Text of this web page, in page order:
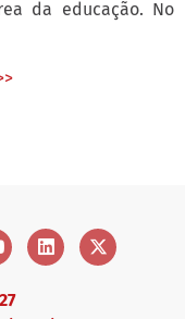
da educação. No